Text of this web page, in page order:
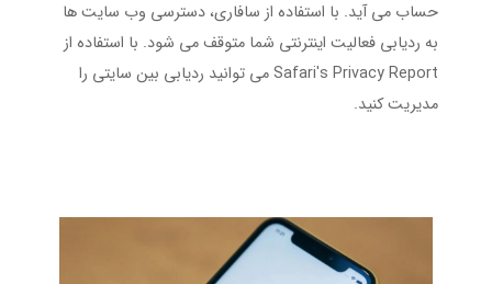
حساب می آید. با استفاده از سافاری، دسترسی وب سایت ها
به ردیابی فعالیت اینترنتی شما متوقف می شود. با استفاده از
Safari's Privacy Report می توانید ردیابی بین سایتی را
مدیریت کنید.